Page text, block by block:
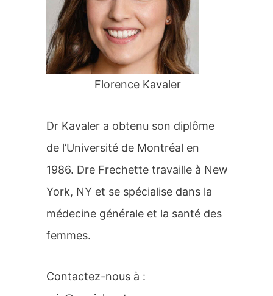
:
Florence Kavaler
Dr Kavaler a obtenu son diplôme
de l’Université de Montréal en
1986. Dre Frechette travaille à New
York, NY et se spécialise dans la
médecine générale et la santé des
femmes.
Contactez-nous à :